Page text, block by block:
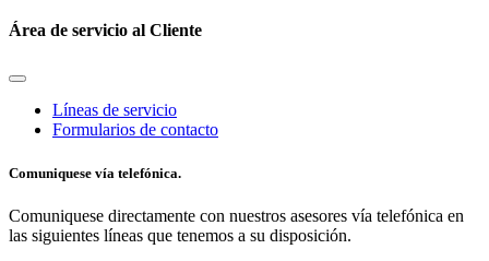
Área de servicio al Cliente
Líneas de servicio
Formularios de contacto
Comuniquese vía telefónica.
Comuniquese directamente con nuestros asesores vía telefónica en
las siguientes líneas que tenemos a su disposición.